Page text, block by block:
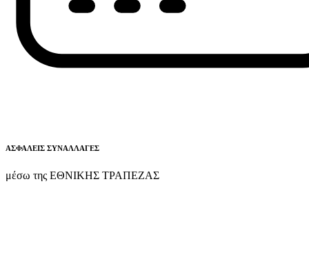
ΑΣΦΑΛΕΙΣ ΣΥΝΑΛΛΑΓΕΣ
μέσω της ΕΘΝΙΚΗΣ ΤΡΑΠΕΖΑΣ